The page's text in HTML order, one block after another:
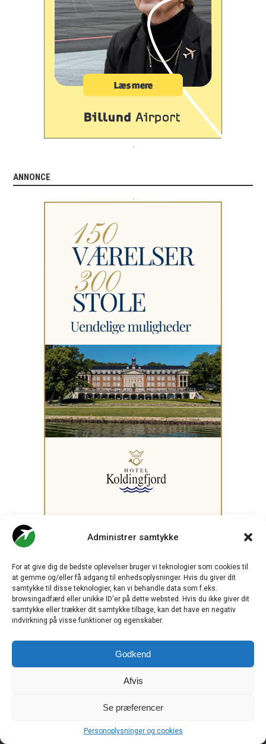
Administrer samtykke
For at give dig de bedste oplevelser bruger vi teknologier som cookies til
at gemme og/eller få adgang til enhedsoplysninger. Hvis du giver dit
samtykke til disse teknologier, kan vi behandle data som f.eks.
browsingadfærd eller unikke ID'er på dette websted. Hvis du ikke giver dit
samtykke eller trækker dit samtykke tilbage, kan det have en negativ
indvirkning på visse funktioner og egenskaber.
Godkend
Afvis
Se præferencer
Personoplysninger og cookies
ANNONCE
.
CHECK-IN.DKer Skandinaviens førende digitale branchemedie
om luftfart og drives af
Travelmedia Nordic ApS.
Ole Kirchert Christensen
salg@travelmedianordic.com